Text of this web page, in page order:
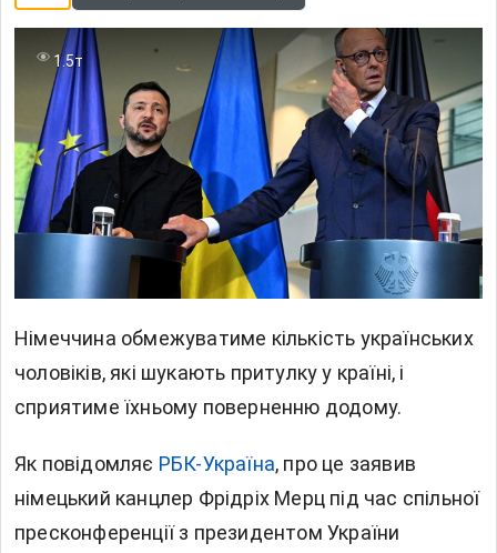
1.5т
Німеччина обмежуватиме кількість українських
чоловіків, які шукають притулку у країні, і
сприятиме їхньому поверненню додому.
Як повідомляє РБК-Україна, про це заявив
німецький канцлер Фрідріх Мерц під час спільної
пресконференції з президентом України